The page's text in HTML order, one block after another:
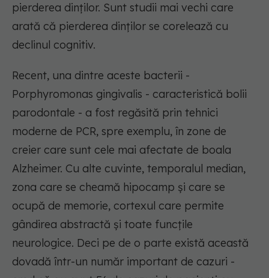
pierderea dinților. Sunt studii mai vechi care
arată că pierderea dinților se corelează cu
declinul cognitiv.
Recent, una dintre aceste bacterii -
Porphyromonas gingivalis - caracteristică bolii
parodontale - a fost regăsită prin tehnici
moderne de PCR, spre exemplu, în zone de
creier care sunt cele mai afectate de boala
Alzheimer. Cu alte cuvinte, temporalul median,
zona care se cheamă hipocamp și care se
ocupă de memorie, cortexul care permite
gândirea abstractă și toate funcțile
neurologice. Deci pe de o parte există această
dovadă într-un număr important de cazuri -